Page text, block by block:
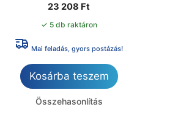
23 208 Ft
✓ 5 db raktáron
Mai feladás, gyors postázás!
Kosárba teszem
Összehasonlítás